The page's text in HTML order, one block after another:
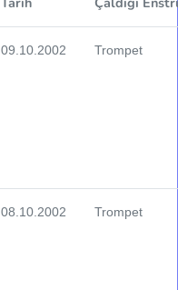
09.10.2002 Trompet
08.10.2002 Trompet